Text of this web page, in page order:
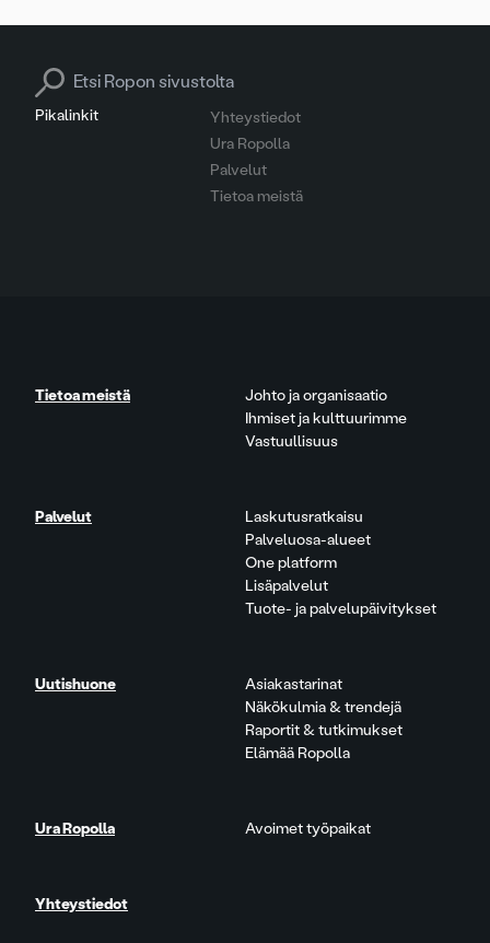
Pikalinkit
Yhteystiedot
Ura Ropolla
Palvelut
Tietoa meistä
Search for:
Tietoa meistä
Johto ja organisaatio
Ihmiset ja kulttuurimme
Vastuullisuus
Palvelut
Laskutusratkaisu
Palveluosa-alueet
One platform
Lisäpalvelut
Tuote- ja palvelupäivitykset
Uutishuone
Asiakastarinat
Näkökulmia & trendejä
Raportit & tutkimukset
Elämää Ropolla
Ura Ropolla Avoimet työpaikat
Yhteystiedot